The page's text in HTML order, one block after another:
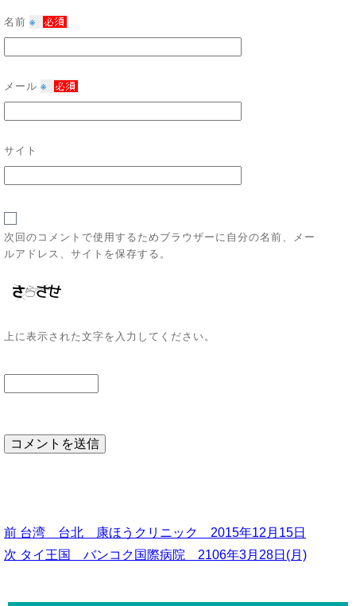
名前 ※
メール ※
サイト
次回のコメントで使用するためブラウザーに自分の名前、メー
ルアドレス、サイトを保存する。
上に表示された文字を入力してください。
投
前 前
の
台湾 台北 康ほうクリニック 2015年12月15日
次 次
タイ王国 バンコク国際病院 2106年3月28日(月)